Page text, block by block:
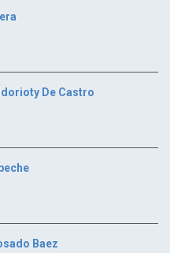
De Castro
Baez